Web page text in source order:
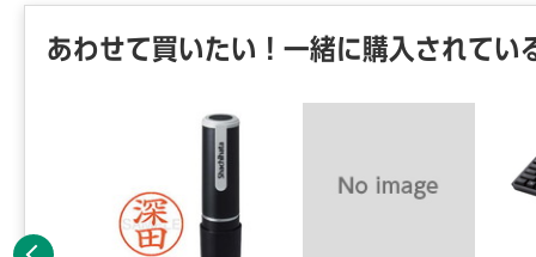
あわせて買いたい！一緒に購入されてい